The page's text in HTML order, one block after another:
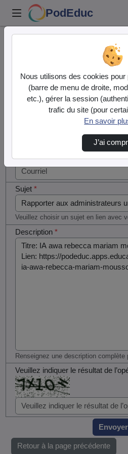
PodEduc
Contactez nous
Votre message
Courriel*
Sujet*
Veuillez choisir un sujet en lien avec
Description*
Renseignez une description complète
Veuillez indiquer le résultat de
si vous
êtes un
humain en
Envoyer
Retour à la page précédente
Nous utilisons des cookies pour
(barre de menu de droite,
etc.), gérer la session
trafic du site (pour
En savoir
J’ai